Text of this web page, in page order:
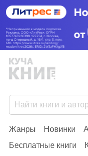
Жанры Новинки
Бесплатные книги